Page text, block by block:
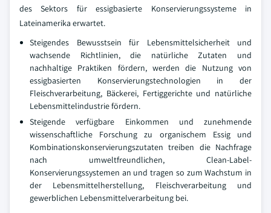
des Sektors für essigbasierte Konservierungssysteme in
Lateinamerika erwartet.
Steigendes Bewusstsein für Lebensmittelsicherheit und
wachsende Richtlinien, die natürliche Zutaten und
nachhaltige Praktiken fördern, werden die Nutzung von
essigbasierten Konservierungstechnologien in der
Fleischverarbeitung, Bäckerei, Fertiggerichte und natürliche
Lebensmittelindustrie fördern.
Steigende verfügbare Einkommen und zunehmende
wissenschaftliche Forschung zu organischem Essig und
Kombinationskonservierungszutaten treiben die Nachfrage
nach umweltfreundlichen, Clean-Label-
Konservierungssystemen an und tragen so zum Wachstum in
der Lebensmittelherstellung, Fleischverarbeitung und
gewerblichen Lebensmittelverarbeitung bei.